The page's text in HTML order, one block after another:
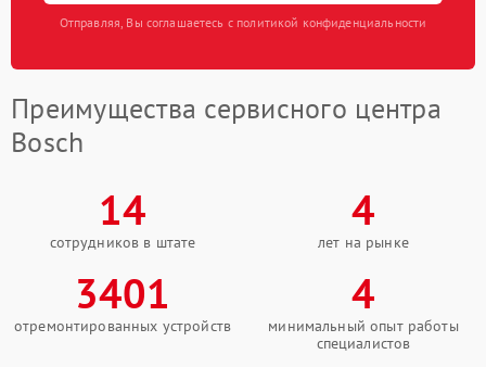
Отправляя, Вы соглашаетесь с политикой конфиденциальности
Преимущества сервисного центра
Bosch
14
сотрудников в штате
4
лет на рынке
3401
отремонтированных устройств
4
минимальный опыт работы
специалистов